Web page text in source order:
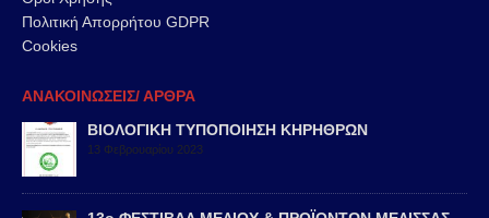
Πολιτική Απορρήτου GDPR
Cookies
ΑΝΑΚΟΙΝΩΣΕΙΣ/ ΑΡΘΡΑ
ΒΙΟΛΟΓΙΚΗ ΤΥΠΟΠΟΙΗΣΗ ΚΗΡΗΘΡΩΝ
13 Φεβρουαρίου 2023